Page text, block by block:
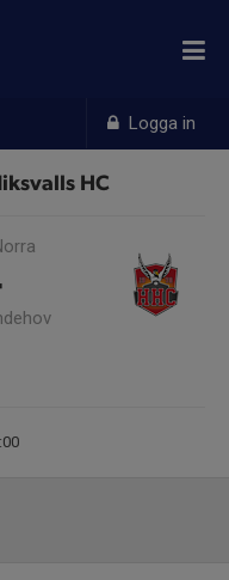
Logga in
HC